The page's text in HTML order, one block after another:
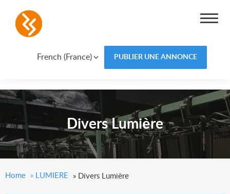
French (France) PUBLIER UNE ANNONCE
Divers Lumière
Home » LUMIERE » Divers Lumière